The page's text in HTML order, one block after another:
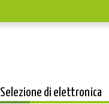
Selezione di elettronica